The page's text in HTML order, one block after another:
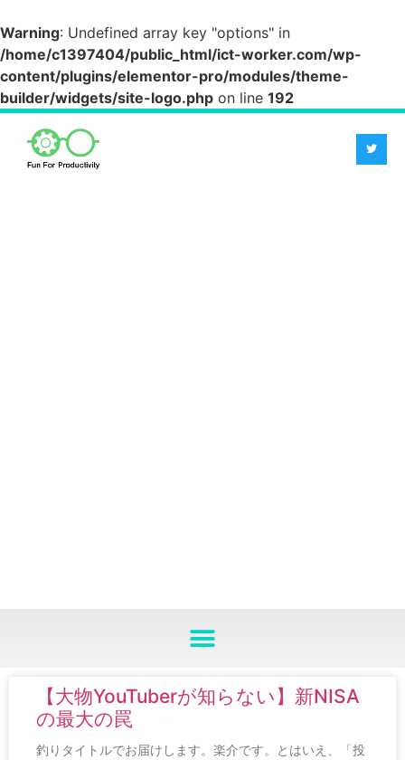
Warning: Undefined array key "options" in
/home/c1397404/public_html/ict-worker.com/wp-
content/plugins/elementor-pro/modules/theme-
builder/widgets/site-logo.php on line 192
【大物YouTuberが知らない】新NISA
の最大の罠
釣りタイトルでお届けします。楽介です。とはいえ、「投